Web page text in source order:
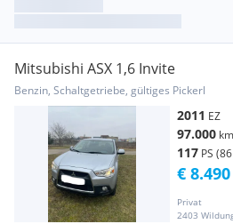
Mitsubishi ASX 1,6 Invite
Benzin, Schaltgetriebe, gültiges Pickerl
2011 EZ
97.000 km
117 PS
Privat
2403
€ 8.490